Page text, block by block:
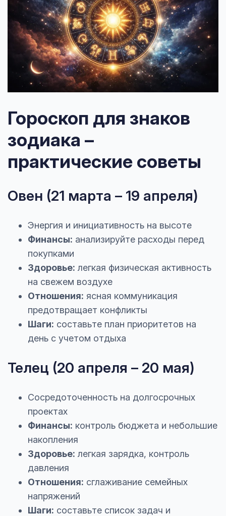
Гороскоп для знаков
зодиака –
практические советы
Овен (21 марта – 19 апреля)
Энергия и инициативность на высоте
Финансы: анализируйте расходы перед
покупками
Здоровье: легкая физическая активность
на свежем воздухе
Отношения: ясная коммуникация
предотвращает конфликты
Шаги: составьте план приоритетов на
день с учетом отдыха
Телец (20 апреля – 20 мая)
Сосредоточенность на долгосрочных
проектах
Финансы: контроль бюджета и небольшие
накопления
Здоровье: легкая зарядка, контроль
давления
Отношения: сглаживание семейных
напряжений
Шаги: составьте список задач и